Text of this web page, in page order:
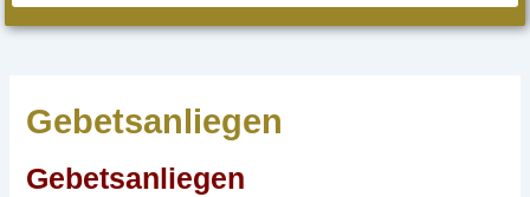
Gebetsanliegen
Gebetsanliegen